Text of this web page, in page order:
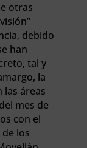
otras
debido
han
tal y
la
las áreas
mes de
con el
los